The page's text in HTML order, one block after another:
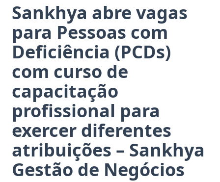
Sankhya abre vagas
para Pessoas com
Deficiência (PCDs)
com curso de
capacitação
profissional para
exercer diferentes
atribuições – Sankhya
Gestão de Negócios